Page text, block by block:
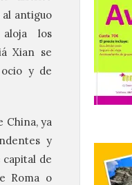
al antiguo
los
Xian se
y de
China, ya
y
capital de
Roma o
nos
9